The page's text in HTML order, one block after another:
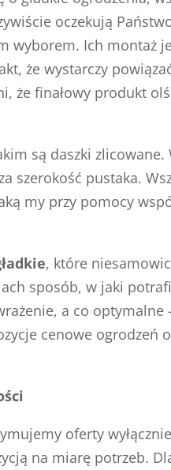
oczekują
wyborem. Ich montaż
że wystarczy
że finałowy produkt
są daszki
szerokość pustaka.
my przy pomocy
, które
sposób, w jaki
a co optymalne
cenowe ogrodzeń
oferty
na miarę potrzeb.